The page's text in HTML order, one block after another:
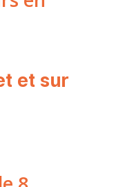
et sur